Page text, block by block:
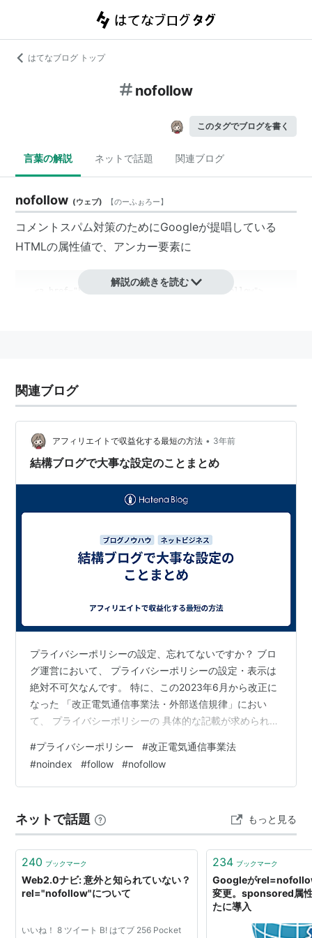
はてなブログ トップ
nofollow
このタグでブログを書く
言葉の解説 ネットで話題 関連ブログ
nofollow (ウェブ) 【のーふぉろー】
コメントスパム対策のためにGoogleが提唱している
HTMLの属性値で、アンカー要素に
<a href="http://somewhere.net/" rel="nofollow">
はてなダイアリー
ていた(id:hatenadiary :20050121:1106289471)。
しかし増加の一途をたどるスパムに対処するため、日記
ページに表示されているトラックバックおよびidトラッ
クバック、日記のリンク元、おとなり日記など一部のリ
ンクにこの属性値を付加することとなった
id:hatenadiary:20070731:1185879085）。
の影響を防ぐため、rel="nofollow" 属性を <a>タグに
追加することを薦めている。
解説の続きを読む
関連ブログ
アフィリエイトで収益化する最短の方法 • 3年前
結構ブログで大事な設定のことまとめ
プライバシーポリシーの設定、忘れてないですか？ ブロ
グ運営において、 プライバシーポリシーの設定・表示は
絶対不可欠なんです。 特に、この2023年6月から改正に
なった 「改正電気通信事業法・外部送信規律」におい
て、 プライバシーポリシーの 具体的な記載が求められて
なんです。 法律上の義務なので、 お忘れのないようにし
てくださいね。 【重要】 赤文字は冒頭だけでなく、 文
章中にも存在しますので、お見逃しなく。 「まぁ、その
しっかり最後まで目を通して、ブログに設定してくださ
いね。 読み終われば…
#プライバシーポリシー #改正電気通信事業法
#noindex #follow #nofollow
ネットで話題 もっと見る
240 ブックマーク
Web2.0ナビ: 意外と知られていない？
rel="nofollow"について
いいね！ 8 ツイート B! はてブ 256 Pocket
234 ブックマーク
Googleが
変更。sponsored属
たに導入